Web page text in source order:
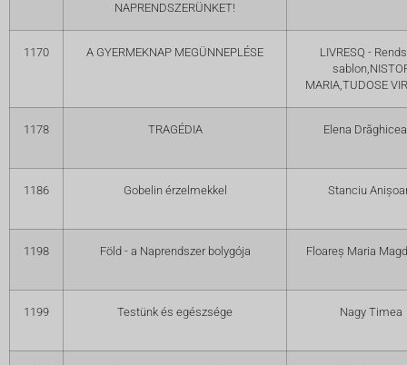
NAPRENDSZERÜNKET!
1170 A GYERMEKNAP MEGÜNNEPLÉSE
LIVRESQ -
MARIA,TUDOSE
1178 TRAGÉDIA Elena
1186 Gobelin érzelmekkel Stanciu
1198 Föld - a Naprendszer bolygója Floareș Maria
1199 Testünk és egészsége Nagy Timea